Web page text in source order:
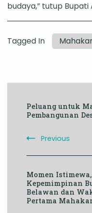
budaya,” tutup Bupati
Tagged In
Navigation
Peluang untuk
Pembangunan
Previous
Momen
Kepemimpinan
Belawan dan
Pertama